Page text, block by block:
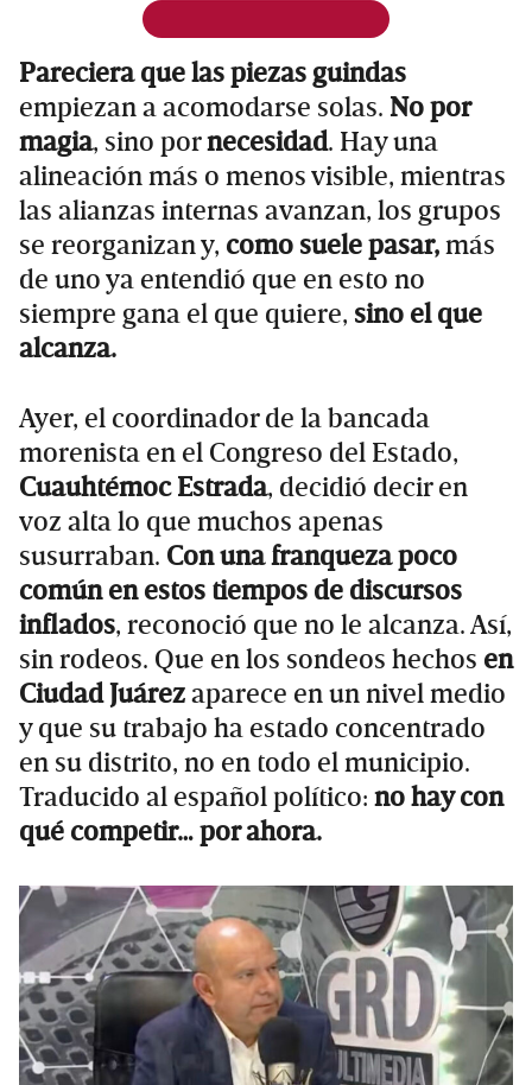
Pareciera que las piezas guindas
empiezan a acomodarse solas. No por
magia, sino pornecesidad. Hay una
alineación más o menos visible, mientras
las alianzas internas avanzan, los grupos
se reorganizan y, como suele pasar,más
de uno ya entendió que en esto no
siempre gana el que quiere, sino el que
alcanza.
Ayer, el coordinador de la bancada
morenista en el Congreso del Estado,
Cuauhtémoc Estrada, decidió decir en
voz alta lo que muchos apenas
susurraban. Con una franqueza poco
común en estos tiempos de discursos
inflados, reconoció que no le alcanza. Así,
sin rodeos. Que en los sondeos hechos en
Ciudad Juárezaparece en un nivel medio
y que su trabajo ha estado concentrado
en su distrito, no en todo el municipio.
Traducido al español político: no hay con
qué competir… por ahora.